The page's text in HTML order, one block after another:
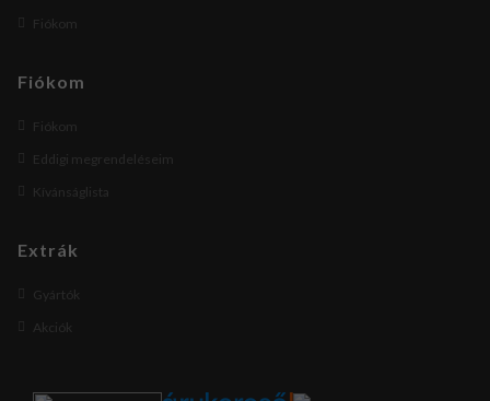
Fiókom
Fiókom
Fiókom
Eddigi megrendeléseim
Kívánságlista
Extrák
Gyártók
Akciók